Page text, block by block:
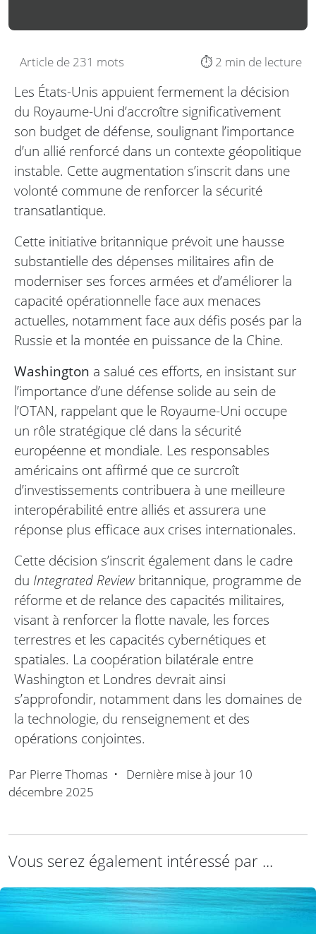
Article de 231 mots ⏱️ 2 min de lecture
Les États-Unis appuient fermement la décision
du Royaume-Uni d’accroître significativement
son budget de défense, soulignant l’importance
d’un allié renforcé dans un contexte géopolitique
instable. Cette augmentation s’inscrit dans une
volonté commune de renforcer la sécurité
transatlantique.
Cette initiative britannique prévoit une hausse
substantielle des dépenses militaires afin de
moderniser ses forces armées et d’améliorer la
capacité opérationnelle face aux menaces
actuelles, notamment face aux défis posés par la
Russie et la montée en puissance de la Chine.
Washington a salué ces efforts, en insistant sur
l’importance d’une défense solide au sein de
l’OTAN, rappelant que le Royaume-Uni occupe
un rôle stratégique clé dans la sécurité
européenne et mondiale. Les responsables
américains ont affirmé que ce surcroît
d’investissements contribuera à une meilleure
interopérabilité entre alliés et assurera une
réponse plus efficace aux crises internationales.
Cette décision s’inscrit également dans le cadre
du Integrated Reviewbritannique, programme de
réforme et de relance des capacités militaires,
visant à renforcer la flotte navale, les forces
terrestres et les capacités cybernétiques et
spatiales. La coopération bilatérale entre
Washington et Londres devrait ainsi
s’approfondir, notamment dans les domaines de
la technologie, du renseignement et des
opérations conjointes.
Par Pierre Thomas • Dernière mise à jour 10
décembre 2025
Vous serez également intéressé par ...